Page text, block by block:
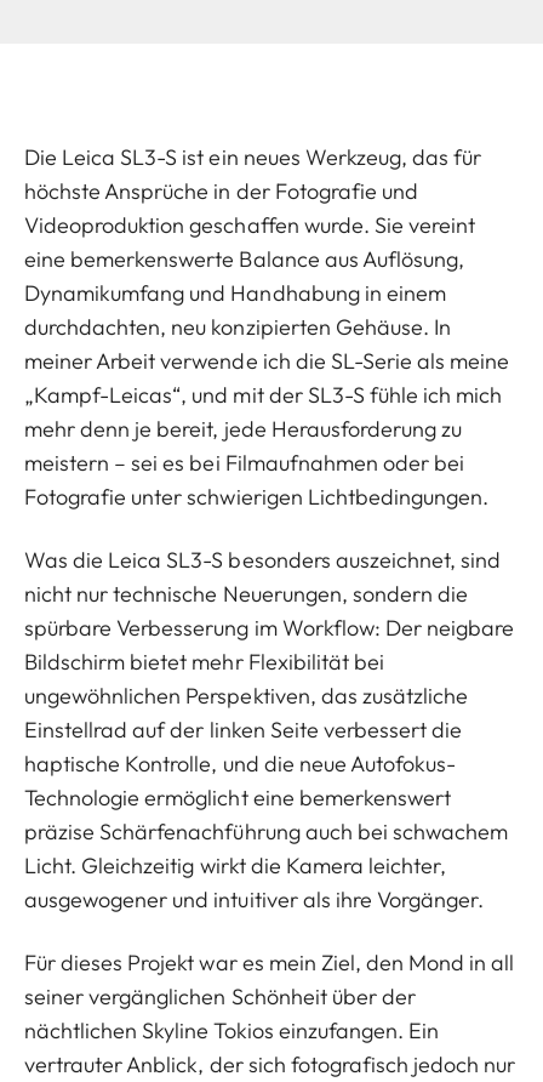
Die Leica SL3-S ist ein neues Werkzeug, das für
höchste Ansprüche in der Fotografie und
Videoproduktion geschaffen wurde. Sie vereint
eine bemerkenswerte Balance aus Auflösung,
Dynamikumfang und Handhabung in einem
durchdachten, neu konzipierten Gehäuse. In
meiner Arbeit verwende ich die SL-Serie als meine
„Kampf-Leicas“, und mit der SL3-S fühle ich mich
mehr denn je bereit, jede Herausforderung zu
meistern – sei es bei Filmaufnahmen oder bei
Fotografie unter schwierigen Lichtbedingungen.
Was die Leica SL3-S besonders auszeichnet, sind
nicht nur technische Neuerungen, sondern die
spürbare Verbesserung im Workflow: Der neigbare
Bildschirm bietet mehr Flexibilität bei
ungewöhnlichen Perspektiven, das zusätzliche
Einstellrad auf der linken Seite verbessert die
haptische Kontrolle, und die neue Autofokus-
Technologie ermöglicht eine bemerkenswert
präzise Schärfenachführung auch bei schwachem
Licht. Gleichzeitig wirkt die Kamera leichter,
ausgewogener und intuitiver als ihre Vorgänger.
Für dieses Projekt war es mein Ziel, den Mond in all
seiner vergänglichen Schönheit über der
nächtlichen Skyline Tokios einzufangen. Ein
vertrauter Anblick, der sich fotografisch jedoch nur